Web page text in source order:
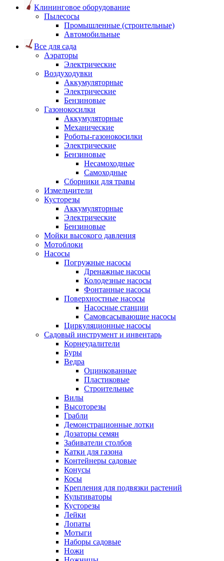
Клининговое оборудование
Пылесосы
Промышленные (строительные)
Автомобильные
Все для сада
Аэраторы
Электрические
Воздуходувки
Аккумуляторные
Электрические
Бензиновые
Газонокосилки
Аккумуляторные
Механические
Роботы-газонокосилки
Электрические
Бензиновые
Несамоходные
Самоходные
Сборники для травы
Измельчители
Кусторезы
Аккумуляторные
Электрические
Бензиновые
Мойки высокого давления
Мотоблоки
Насосы
Погружные насосы
Дренажные насосы
Колодезные насосы
Фонтанные насосы
Поверхностные насосы
Насосные станции
Самовсасывающие насосы
Циркуляционные насосы
Садовый инструмент и инвентарь
Корнеудалители
Буры
Ведра
Оцинкованные
Пластиковые
Строительные
Вилы
Высоторезы
Грабли
Демонстрационные лотки
Дозаторы семян
Забиватели столбов
Катки для газона
Контейнеры садовые
Конусы
Косы
Крепления для подвязки растений
Культиваторы
Кусторезы
Лейки
Лопаты
Мотыги
Наборы садовые
Ножи